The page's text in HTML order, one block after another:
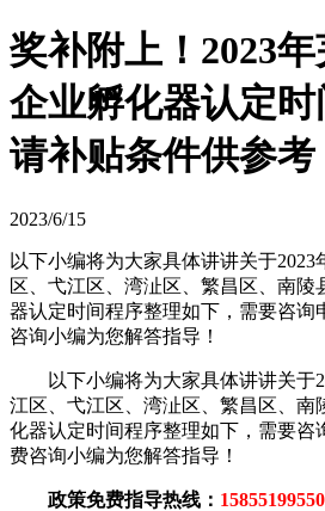
奖补附上！2023
企业孵化器认定时
请补贴条件供参考
2023/6/15
以下小编将为大家具体讲讲关于
区、弋江区、湾沚区、繁昌区、南陵
器认定时间程序整理如下，需要咨询
咨询小编为您解答指导！
以下小编将为大家具体讲讲关于
江区、弋江区、湾沚区、繁昌区、南
化器认定时间程序整理如下，需要咨
费咨询小编为您解答指导！
政策免费指导热线：